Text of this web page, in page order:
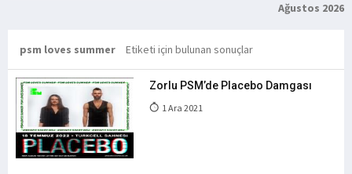
Ağustos 2026
psm loves summer Etiketi için bulunan sonuçlar
Zorlu PSM’de Placebo Damgası
1 Ara 2021